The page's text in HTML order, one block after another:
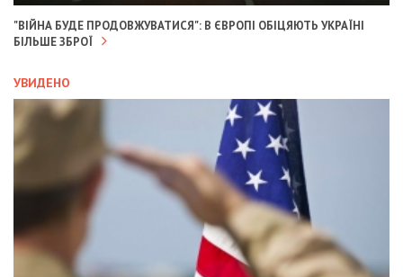
"ВІЙНА БУДЕ ПРОДОВЖУВАТИСЯ": В ЄВРОПІ ОБІЦЯЮТЬ УКРАЇНІ
БІЛЬШЕ ЗБРОЇ
УВИДЕНО